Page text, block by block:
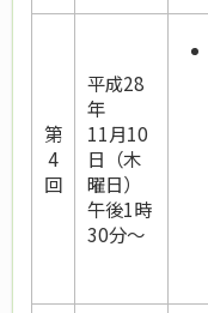
第
4
回
平成28
年
11月10
日（木
曜日）
午後1時
30分～